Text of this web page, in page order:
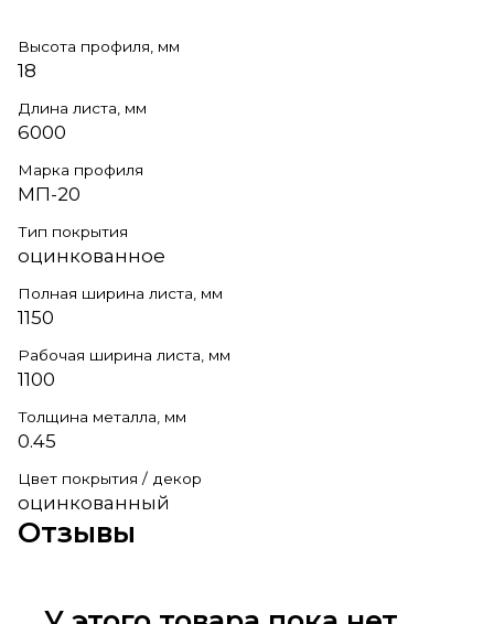
Высота профиля, мм
18
Длина листа, мм
6000
Марка профиля
МП-20
Тип покрытия
оцинкованное
Полная ширина листа, мм
1150
Рабочая ширина листа, мм
1100
Толщина металла, мм
0.45
Цвет покрытия / декор
оцинкованный
Отзывы